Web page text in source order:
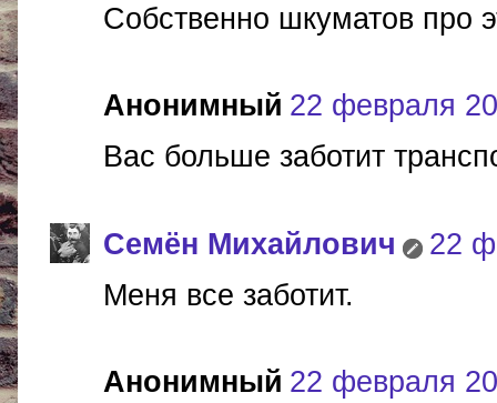
Собственно шкуматов про
Анонимный 22 февраля
Вас больше заботит
Cемён Михайлович
22
Меня все заботит.
Анонимный 22 февраля